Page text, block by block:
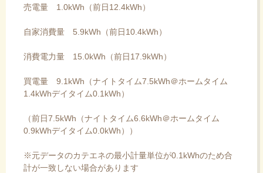
売電量 1.0kWh（前日12.4kWh）
自家消費量 5.9kWh（前日10.4kWh）
消費電力量 15.0kWh（前日17.9kWh）
買電量 9.1kWh（ナイトタイム7.5kWh＠ホームタイム
1.4kWhデイタイム0.1kWh）
（前日7.5kWh（ナイトタイム6.6kWh＠ホームタイム
0.9kWhデイタイム0.0kWh））
※元データのカテエネの最小計量単位が0.1kWhのため合
計が一致しない場合があります